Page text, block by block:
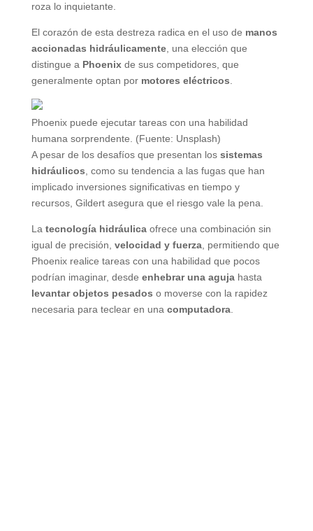
roza lo inquietante.
El corazón de esta destreza radica en el uso de manos
accionadas hidráulicamente, una elección que
distingue a Phoenixde sus competidores, que
generalmente optan por motores eléctricos
Phoenix puede ejecutar tareas con una habilidad
humana sorprendente. (Fuente: Unsplash)
A pesar de los desafíos que presentan los sistemas
hidráulicos , como su tendencia a las fugas que han
implicado inversiones significativas en tiempo y
recursos, Gildert asegura que el riesgo vale la pena.
La tecnología hidráulicaofrece una combinación sin
igual de precisión, velocidad y fuerza, permitiendo que
Phoenix realice tareas con una habilidad que pocos
podrían imaginar, desde enhebrar una agujahasta
levantar objetos pesados o moverse con la rapidez
necesaria para teclear en una computadora.